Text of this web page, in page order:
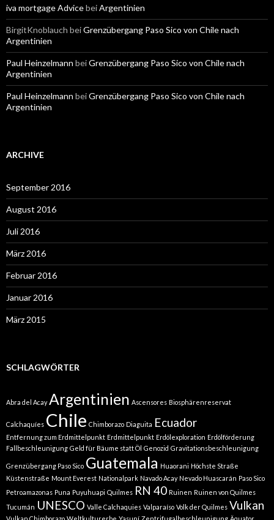
iva mortgage AdvicebeiArgentinien
BirgitKnoblauch beiGrenzübergang Paso Sico von Chile nach
Argentinien
Paul Heinzelmann beiGrenzübergang Paso Sico von Chile nach
Argentinien
Paul Heinzelmann beiGrenzübergang Paso Sico von Chile nach
Argentinien
ARCHIVE
September 2016
August 2016
Juli 2016
März 2016
Februar 2016
Januar 2016
März 2015
SCHLAGWÖRTER
Abra del Acay Argentinien Ascensores Biosphärenreservat
Calchaquíes Chile Chimborazo Diaguita Ecuador
Entfernung zum Erdmittelpunkt Erdmittelpunkt Erdölexploration Erdölförderung
Fallbeschleunigung Geld für Bäume statt Öl Genozid Gravitationsbeschleunigung
Grenzübergang Paso Sico Guatemala Huaorani Höchste Straße
Küstenstraße Mount Everest Nationalpark Navado Acay Nevado Huascarán Paso Sico
Petroamazonas Puna Puyuhuapi Quilmes RN 40 Ruinen Ruinen von Quilmes
Tucumán UNESCO Valle Calchaquies Valparaíso Volk der Quilmes Vulkan